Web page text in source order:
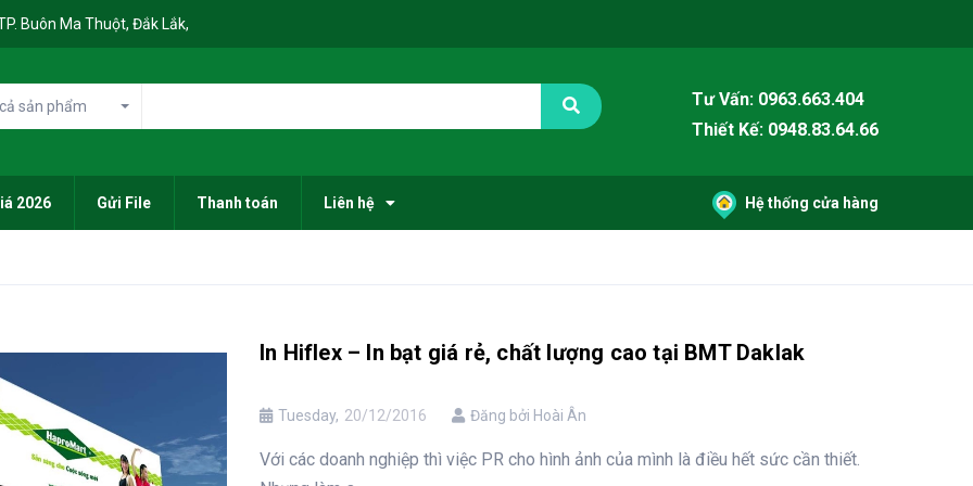
Buôn Ma Thuột, Đắk Lắk,
sản phẩm
Tư Vấn: 0963.663.404
Thiết Kế: 0948.83.64.66
2026 Gửi File Thanh toán Liên hệ Hệ thống cửa hàng
In Hiflex – In bạt giá rẻ, chất lượng cao tại BMT Daklak
Tuesday, 20/12/2016 Đăng bởi Hoài Ân
Với các doanh nghiệp thì việc PR cho hình ảnh của mình là điều hết sức cần thiết.